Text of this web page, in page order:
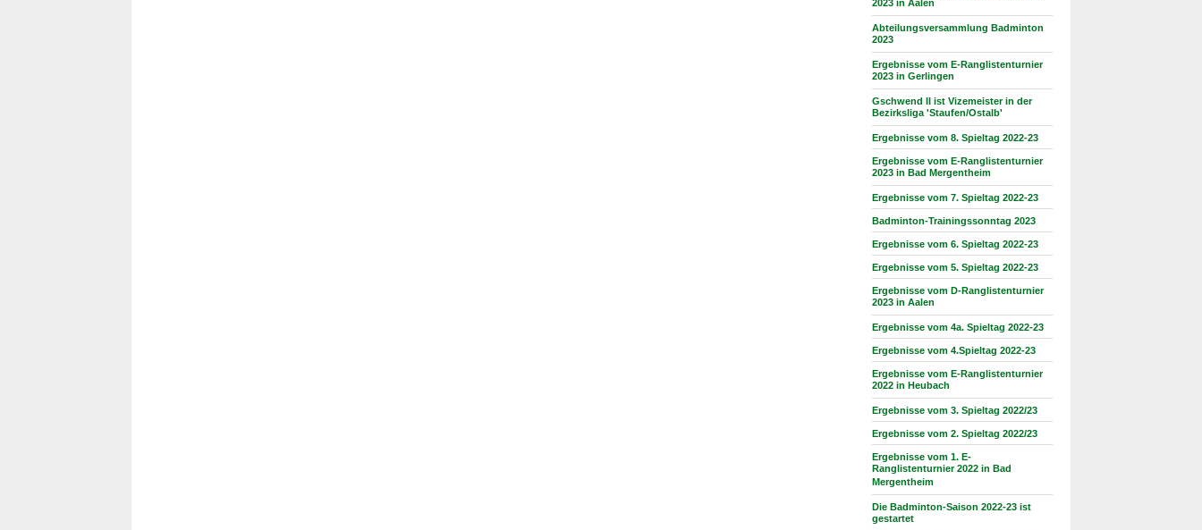
2023 in Aalen
Abteilungsversammlung Badminton
2023
Ergebnisse vom E-Ranglistenturnier
2023 in Gerlingen
Gschwend II ist Vizemeister in der
Bezirksliga 'Staufen/Ostalb'
Ergebnisse vom 8. Spieltag 2022-23
Ergebnisse vom E-Ranglistenturnier
2023 in Bad Mergentheim
Ergebnisse vom 7. Spieltag 2022-23
Badminton-Trainingssonntag 2023
Ergebnisse vom 6. Spieltag 2022-23
Ergebnisse vom 5. Spieltag 2022-23
Ergebnisse vom D-Ranglistenturnier
2023 in Aalen
Ergebnisse vom 4a. Spieltag 2022-23
Ergebnisse vom 4.Spieltag 2022-23
Ergebnisse vom E-Ranglistenturnier
2022 in Heubach
Ergebnisse vom 3. Spieltag 2022/23
Ergebnisse vom 2. Spieltag 2022/23
Ergebnisse vom 1. E-
Ranglistenturnier 2022 in Bad
Mergentheim
Die Badminton-Saison 2022-23 ist
gestartet